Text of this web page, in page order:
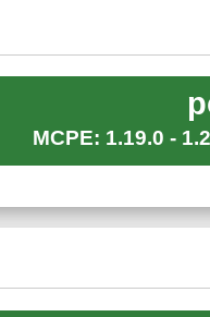
что они сделаны из
MCPE: 1.19.0 -